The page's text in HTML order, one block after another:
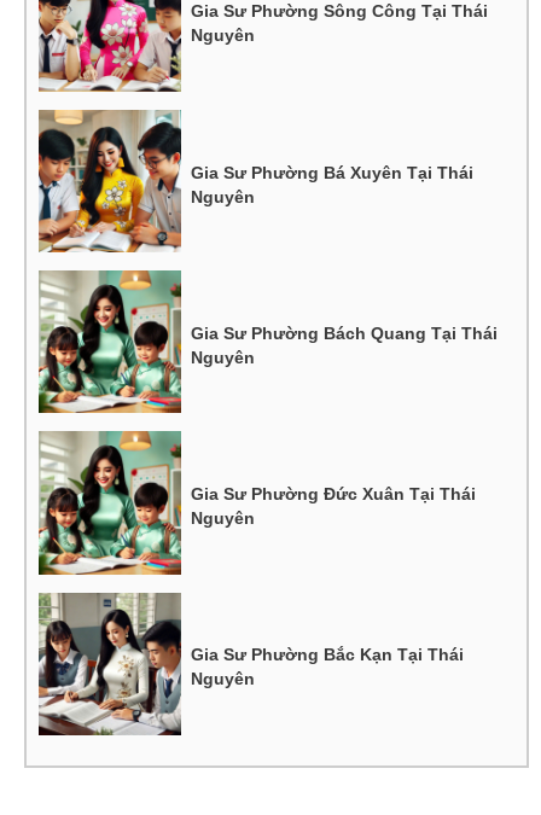
Gia Sư Phường Sông Công Tại Thái
Nguyên
Gia Sư Phường Bá Xuyên Tại Thái
Nguyên
Gia Sư Phường Bách Quang Tại Thái
Nguyên
Gia Sư Phường Đức Xuân Tại Thái
Nguyên
Gia Sư Phường Bắc Kạn Tại Thái
Nguyên